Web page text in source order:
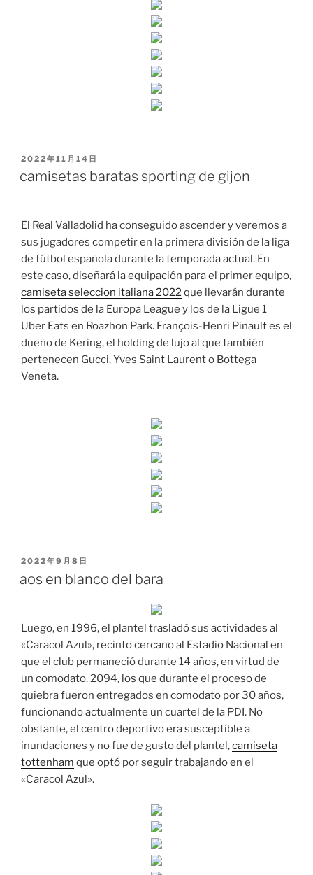
PUBLICADO
2022年11月14日
camisetas baratas sporting de gijon
El Real Valladolid ha conseguido ascender y veremos a
sus jugadores competir en la primera división de la liga
de fútbol española durante la temporada actual. En
este caso, diseñará la equipación para el primer equipo,
camiseta seleccion italiana 2022que llevarán durante
los partidos de la Europa League y los de la Ligue 1
Uber Eats en Roazhon Park. François-Henri Pinault es el
dueño de Kering, el holding de lujo al que también
pertenecen Gucci, Yves Saint Laurent o Bottega
Veneta.
PUBLICADO
2022年9月8日
aos en blanco del bara
Luego, en 1996, el plantel trasladó sus actividades al
«Caracol Azul», recinto cercano al Estadio Nacional en
que el club permaneció durante 14 años, en virtud de
un comodato. 2094, los que durante el proceso de
quiebra fueron entregados en comodato por 30 años,
funcionando actualmente un cuartel de la PDI. No
obstante, el centro deportivo era susceptible a
inundaciones y no fue de gusto del plantel,camiseta
tottenham que optó por seguir trabajando en el
«Caracol Azul».